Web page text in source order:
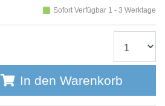
Sofort Verfügbar 1 - 3 Werktage
In den Warenkorb